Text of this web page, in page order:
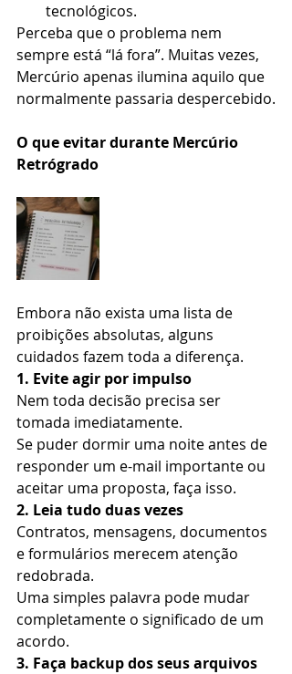
tecnológicos.
Perceba que o problema nem
sempre está “lá fora”. Muitas vezes,
Mercúrio apenas ilumina aquilo que
normalmente passaria despercebido.
O que evitar durante Mercúrio
Retrógrado
Embora não exista uma lista de
proibições absolutas, alguns
cuidados fazem toda a diferença.
1. Evite agir por impulso
Nem toda decisão precisa ser
tomada imediatamente.
Se puder dormir uma noite antes de
responder um e-mail importante ou
aceitar uma proposta, faça isso.
2. Leia tudo duas vezes
Contratos, mensagens, documentos
e formulários merecem atenção
redobrada.
Uma simples palavra pode mudar
completamente o significado de um
acordo.
3. Faça backup dos seus arquivos